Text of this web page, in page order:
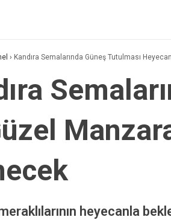
› Kandıra Semalarında Güneş Tutulması
heyecanla